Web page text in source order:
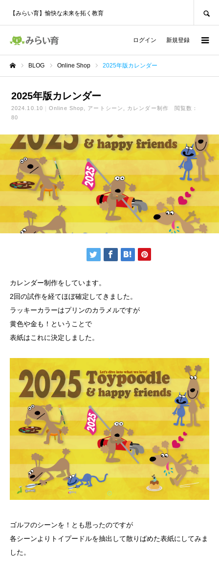
【みらい育】愉快な未来を拓く教育
ログイン 新規登録
BLOG Online Shop 2025年版カレンダー
2025年版カレンダー
2024.10.10 Online Shop アートシーン カレンダー制作
閲覧数：
80
カレンダー制作をしています。
2回の試作を経てほぼ確定してきました。
ラッキーカラーはプリンのカラメルですが
黄色や金も！ということで
表紙はこれに決定しました。
ゴルフのシーンを！とも思ったのですが
各シーンよりトイプードルを抽出して散りばめた表紙にしてみま
した。